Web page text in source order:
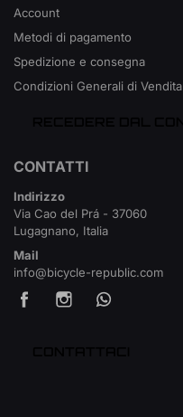
Account
Metodi di pagamento
Spedizione e consegna
Condizioni Generali di Vendita
CONTATTI
Indirizzo
Via Cao del Prá - 37060
Lugagnano, Italia
Mail
info@bicycle-republic.com